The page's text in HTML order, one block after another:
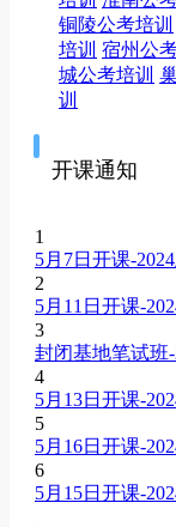
铜陵公考培训
培训 宿州公
城公考培训
训
开课通知
1
5月7日开课-
2
5月11日开课-
3
封闭基地笔试班
4
5月13日开课-
5
5月16日开课-
6
5月15日开课-